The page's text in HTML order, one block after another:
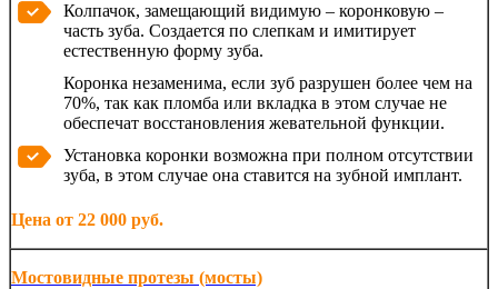
Колпачок, замещающий видимую – коронковую –
часть зуба. Создается по слепкам и имитирует
естественную форму зуба.
Коронка незаменима, если зуб разрушен более чем на
70%, так как пломба или вкладка в этом случае не
обеспечат восстановления жевательной функции.
Установка коронки возможна при полном отсутствии
зуба, в этом случае она ставится на зубной имплант.
Цена от 22 000 руб.
Мостовидные протезы (мосты)